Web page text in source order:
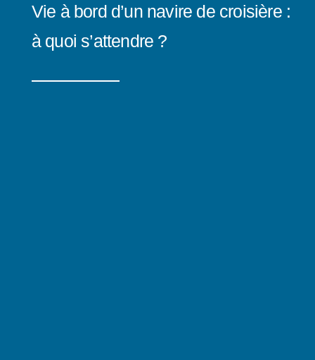
Vie à bord d’un navire de croisière :
à quoi s’attendre ?